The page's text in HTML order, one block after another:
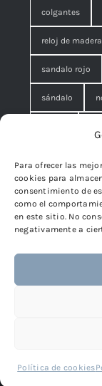
Para ofrecer las
cookies para
consentimiento de
como el
en este sitio. No
negativamente a
Política de cookies
colgantes
reloj de madera
sandalo rojo
sándalo
brazalete
cisne
© 2024 - 2026